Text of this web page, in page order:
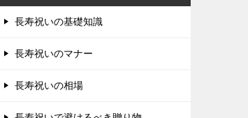
長寿祝いの基礎知識
長寿祝いのマナー
長寿祝いの相場